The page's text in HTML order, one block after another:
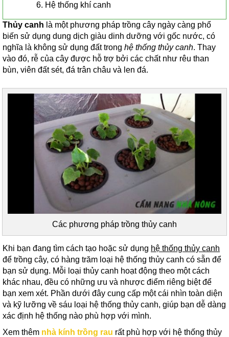
6. Hệ thống khí canh
Thủy canh là một phương pháp trồng cây ngày càng phổ
biến sử dụng dung dịch giàu dinh dưỡng với gốc nước, có
nghĩa là không sử dụng đất trong hệ thống thủy canh. Thay
vào đó, rễ của cây được hỗ trợ bởi các chất như rêu than
bùn, viên đất sét, đá trân châu và len đá.
Các phương pháp trồng thủy canh
Khi bạn đang tìm cách tạo hoặc sử dụng hệ thống thủy canh
để trồng cây, có hàng trăm loại hệ thống thủy canh có sẵn để
bạn sử dụng. Mỗi loại thủy canh hoạt động theo một cách
khác nhau, đều có những ưu và nhược điểm riêng biệt để
bạn xem xét. Phần dưới đây cung cấp một cái nhìn toàn diện
và kỹ lưỡng về sáu loại hệ thống thủy canh, giúp bạn dễ dàng
xác định hệ thống nào phù hợp với mình.
Xem thêm nhà kính trồng rau rất phù hợp với hệ thống thủy